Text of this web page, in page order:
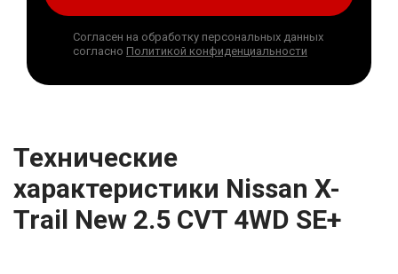
Согласен на обработку персональных данных
согласно Политикой конфиденциальности
Технические
характеристики Nissan X-
Trail New 2.5 CVT 4WD SE+